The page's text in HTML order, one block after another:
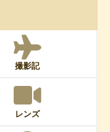
撮影記
レンズ